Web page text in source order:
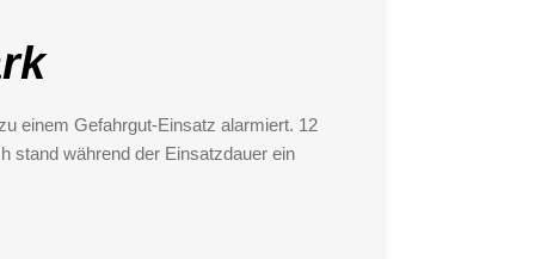
einem Gefahrgut-Einsatz alarmiert. 12
stand während der Einsatzdauer ein